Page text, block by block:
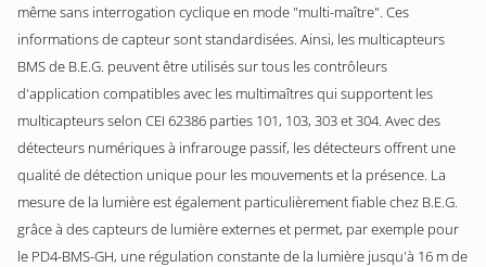
même sans interrogation cyclique en mode "multi-maître". Ces
informations de capteur sont standardisées. Ainsi, les multicapteurs
BMS de B.E.G. peuvent être utilisés sur tous les contrôleurs
d'application compatibles avec les multimaîtres qui supportent les
multicapteurs selon CEI 62386 parties 101, 103, 303 et 304. Avec des
détecteurs numériques à infrarouge passif, les détecteurs offrent une
qualité de détection unique pour les mouvements et la présence. La
mesure de la lumière est également particulièrement fiable chez B.E.G.
grâce à des capteurs de lumière externes et permet, par exemple pour
le PD4-BMS-GH, une régulation constante de la lumière jusqu'à 16 m de